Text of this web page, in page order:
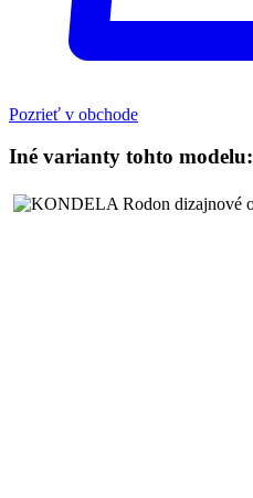
Pozrieť v obchode
Iné varianty tohto modelu: